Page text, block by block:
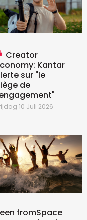
Creator
Kantar
sur "le
de
10 Juli 2026
fromSpace